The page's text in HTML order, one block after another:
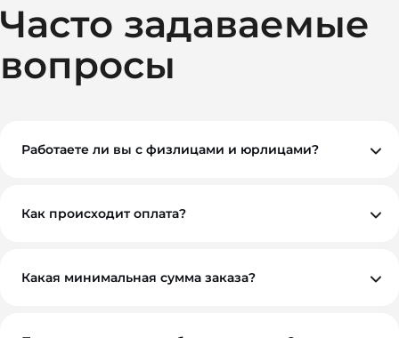
Часто задаваемые
вопросы
Работаете ли вы с физлицами и юрлицами?
Как происходит оплата?
обсудим индивидуально. Для оптовых и
корпоративных клиентов возможны гибкие условия.
Какая минимальная сумма заказа?